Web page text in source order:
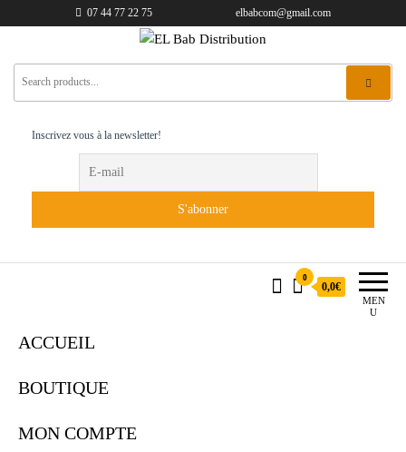
07 44 77 22 75 elbabcom@gmail.com
EL Bab Distribution
Inscrivez vous à la newsletter!
MEN
U
0
0,0€
ACCUEIL
BOUTIQUE
MON COMPTE